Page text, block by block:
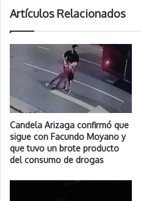
Artículos Relacionados
Candela Arizaga confirmó que
sigue con Facundo Moyano y
que tuvo un brote producto
del consumo de drogas